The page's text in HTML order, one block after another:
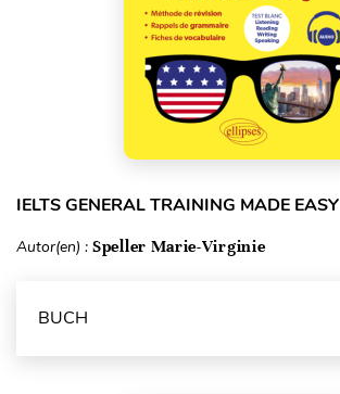
IELTS GENERAL TRAINING MADE EASY
Autor(en) : Speller Marie-Virginie
BUCH